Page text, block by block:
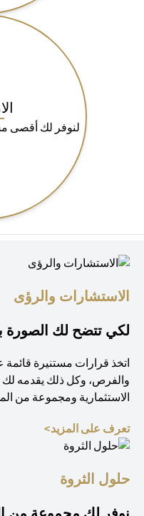
لنوفر لك أقصى
الاستشارات والرؤى
لكي تتضح لك الصورة
اتخذ قرارات مستنيرة
والفرص، وكل ذلك يقدمه لك
الاستثمارية ومجموعة من
تعرف على المزيد>
حلول الثروة